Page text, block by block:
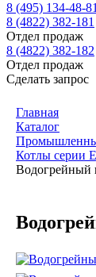
8 (495) 134-48-81
8 (4822) 382-181
Отдел продаж
8 (4822) 382-182
Отдел продаж
Сделать запрос
Главная
Каталог
Котлы серии
Водогрейный